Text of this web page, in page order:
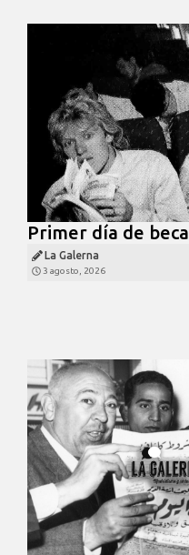
Primer día de beca
La Galerna
3 agosto, 2026